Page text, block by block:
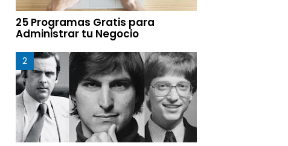
25 Programas Gratis para
Administrar tu Negocio